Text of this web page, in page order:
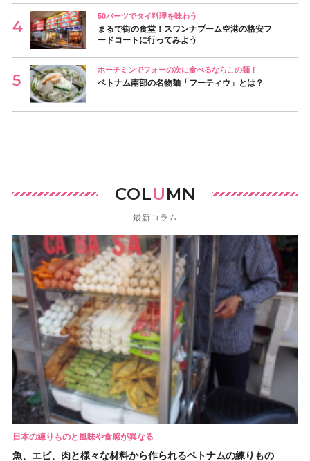
50バーツでタイ料理を味わう
まるで街の食堂！スワンナプーム空港の格安フ
ードコートに行ってみよう
ホーチミンでフォーの次に食べるならこの麺！
ベトナム南部の名物麺「フーティウ」とは？
COLUMN
最新コラム
日本の練りものと風味や食感が異なる
魚、エビ、肉と様々な材料から作られるベトナムの練りもの